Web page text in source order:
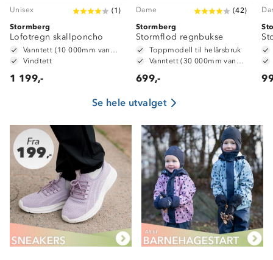
Unisex (1 )
Stormberg
Lofotregn skallponcho
Vanntett (10 000mm vannsøyle)
Vindtett
1 199,-
Dame (42)
Stormberg
Stormflod regnbukse
Toppmodell til helårsbruk
Vanntett (30 000mm vannsøyle)
699,-
Se hele utvalget